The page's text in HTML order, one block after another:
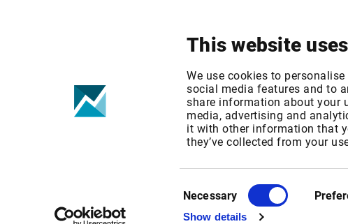
This website
We use cookies to
social media features and to
share information about your
media, advertising and
it with other information that
they’ve collected from your
Selection
Necessary
Show details
BUSINESS